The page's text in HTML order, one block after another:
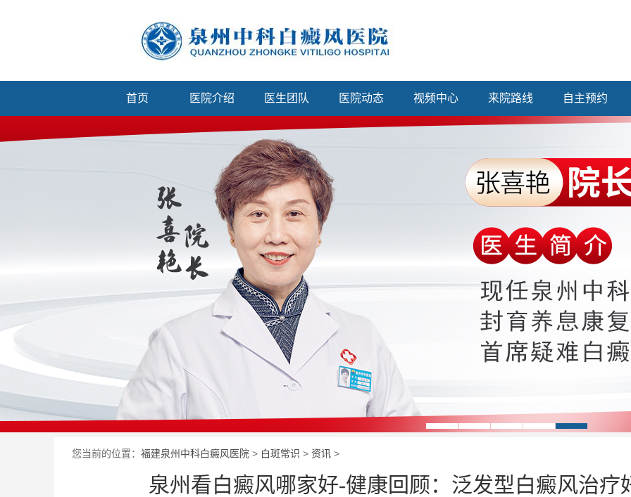
首页 医院介绍 医生团队 医院动态 视频中心 来院路线 自主预约
您当前的位置： 福建泉州中科白癜风医院 > 白斑常识 > 资讯 >
泉州看白癜风哪家好-健康回顾：泛发型白癜风治疗